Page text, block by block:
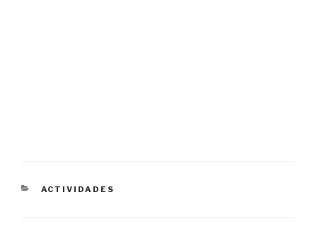
CATEGORÍAS
ACTIVIDADES